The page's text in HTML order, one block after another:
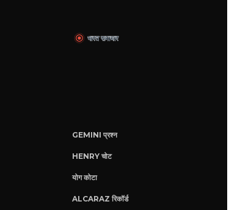
GEMINI प्रश्न
HENRY चोट
योग कोटा
ALCARAZ रिकॉर्ड